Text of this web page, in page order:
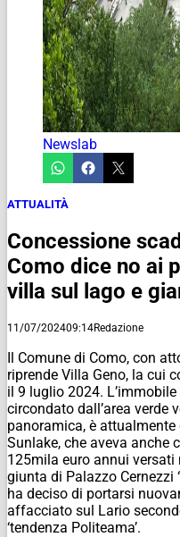
Newslab
ATTUALITÀ
Concessione
Como dice no ai
villa sul lago e
11/07/202409:14Redazione
Il Comune di Como, con
riprende Villa Geno, la cui
il 9 luglio 2024.
circondato dall’area verde
panoramica, è
Sunlake, che aveva anche
125mila euro annui
giunta di Palazzo Cernezzi
ha deciso di portarsi
affacciato sul Lario
‘tendenza Politeama’.